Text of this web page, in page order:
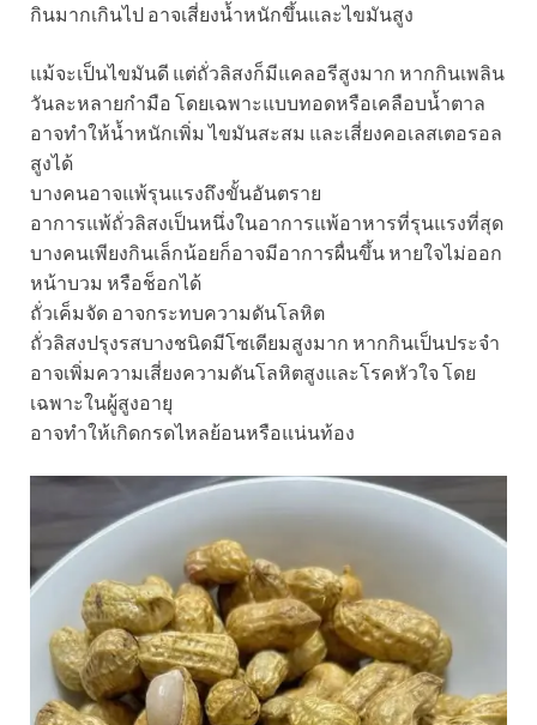
กินมากเกินไป อาจเสี่ยงน้ำหนักขึ้นและไขมันสูง
แม้จะเป็นไขมันดี แต่ถั่วลิสงก็มีแคลอรีสูงมาก หากกินเพลิน
วันละหลายกำมือ โดยเฉพาะแบบทอดหรือเคลือบน้ำตาล
อาจทำให้น้ำหนักเพิ่ม ไขมันสะสม และเสี่ยงคอเลสเตอรอล
สูงได้
บางคนอาจแพ้รุนแรงถึงขั้นอันตราย
อาการแพ้ถั่วลิสงเป็นหนึ่งในอาการแพ้อาหารที่รุนแรงที่สุด
บางคนเพียงกินเล็กน้อยก็อาจมีอาการผื่นขึ้น หายใจไม่ออก
หน้าบวม หรือช็อกได้
ถั่วเค็มจัด อาจกระทบความดันโลหิต
ถั่วลิสงปรุงรสบางชนิดมีโซเดียมสูงมาก หากกินเป็นประจำ
อาจเพิ่มความเสี่ยงความดันโลหิตสูงและโรคหัวใจ โดย
เฉพาะในผู้สูงอายุ
อาจทำให้เกิดกรดไหลย้อนหรือแน่นท้อง